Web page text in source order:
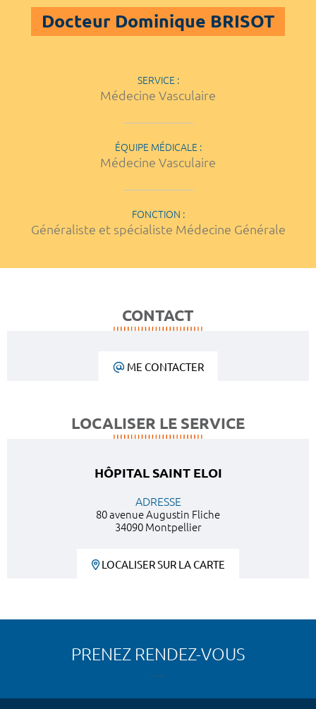
Docteur Dominique BRISOT
SERVICE :
Médecine Vasculaire
ÉQUIPE MÉDICALE :
Médecine Vasculaire
FONCTION :
Généraliste et spécialiste Médecine Générale
CONTACT
ME CONTACTER
LOCALISER LE SERVICE
HÔPITAL SAINT ELOI
ADRESSE
80 avenue Augustin Fliche
34090 Montpellier
LOCALISER SUR LA CARTE
PRENEZ RENDEZ-VOUS